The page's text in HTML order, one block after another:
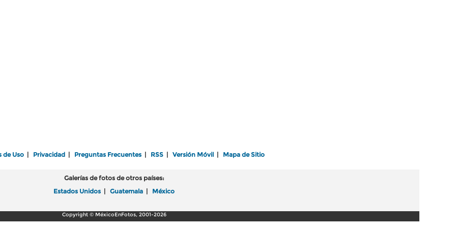
de Uso Privacidad Preguntas Frecuentes RSS Versión Móvil Mapa de Sitio
Galerías de fotos de otros países:
Estados Unidos
Guatemala México
Copyright © MéxicoEnFotos, 2001-2026